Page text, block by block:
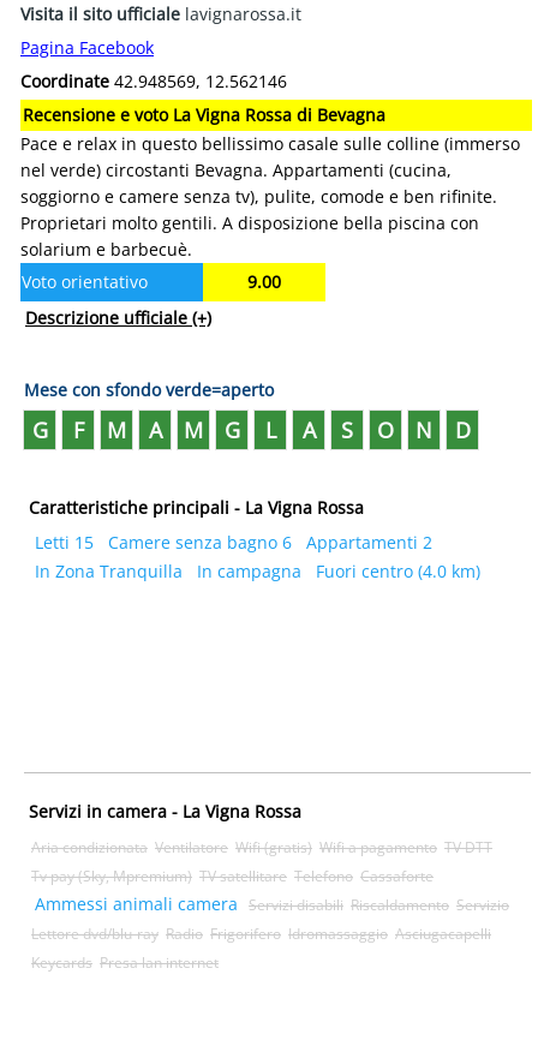
Visita il sito ufficiale lavignarossa.it
Pagina Facebook
Coordinate 42.948569, 12.562146
Recensione e voto La Vigna Rossa di Bevagna
Pace e relax in questo bellissimo casale sulle colline (immerso
nel verde) circostanti Bevagna. Appartamenti (cucina,
soggiorno e camere senza tv), pulite, comode e ben rifinite.
Proprietari molto gentili. A disposizione bella piscina con
solarium e barbecuè.
Voto orientativo
9.00
Descrizione ufficiale (+)
Mese con sfondo verde=aperto
G F M A M G L A S O N D
Caratteristiche principali - La Vigna Rossa
Letti 15
Camere senza bagno 6
Appartamenti 2
In Zona Tranquilla
In campagna Fuori centro (4.0 km)
Servizi in camera - La Vigna Rossa
Aria condizionata Ventilatore Wifi (gratis) Wifi a pagamento TV DTT
Tv pay (Sky, Mpremium) TV satellitare Telefono Cassaforte
Ammessi animali camera Servizi disabili Riscaldamento Servizio
Lettore dvd/blu-ray Radio Frigorifero Idromassaggio Asciugacapelli
Keycards Presa lan internet